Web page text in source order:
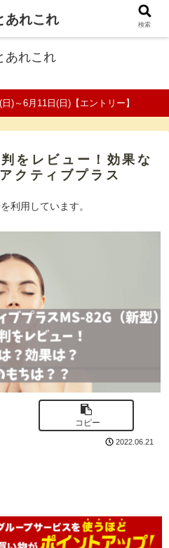
口コミ＆比較サイト
あれこれ
)～6月11日(日)【エントリー】
をレビュー！効果な
クティブプラス
利用しています。
コピー
2022.06.21
あれこれ 検索